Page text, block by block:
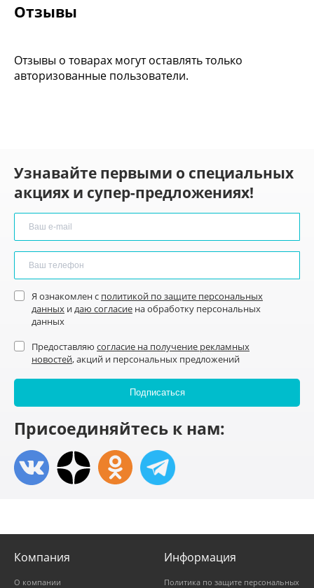
Отзывы
Отзывы о товарах могут оставлять только
авторизованные пользователи.
Узнавайте первыми о специальных
акциях и супер-предложениях!
Я ознакомлен с политикой по защите персональных
данных идаю согласие на обработку персональных
данных
Предоставляю согласие на получение рекламных
новостей, акций и персональных предложений
Присоединяйтесь к нам:
Компания
О компании
Информация
Политика по защите персональных